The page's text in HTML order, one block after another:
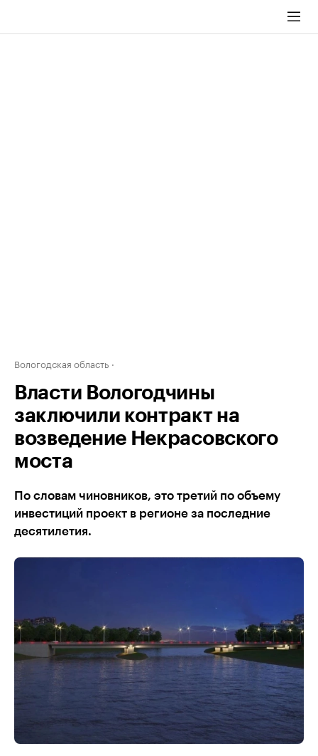
Вологодская область
Власти Вологодчины
заключили контракт на
возведение Некрасовского
моста
По словам чиновников, это третий по объему
инвестиций проект в регионе за последние
десятилетия.